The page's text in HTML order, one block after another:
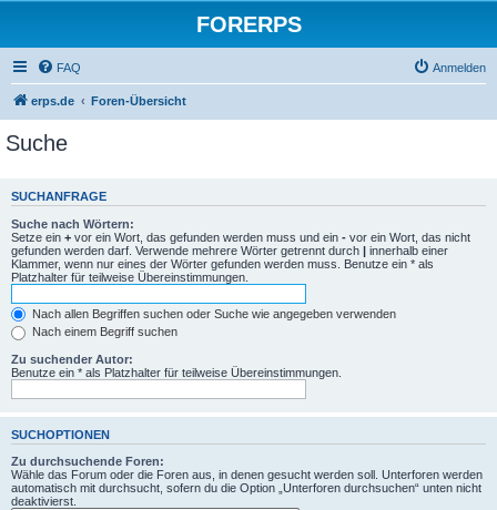
FORERPS
FAQ Anmelden
erps.de Foren-Übersicht
Suche
SUCHANFRAGE
Suche nach Wörtern:
Setze ein + vor ein Wort, das gefunden werden muss und ein - vor ein Wort, das nicht
gefunden werden darf. Verwende mehrere Wörter getrennt durch | innerhalb einer
Klammer, wenn nur eines der Wörter gefunden werden muss. Benutze ein * als
Platzhalter für teilweise Übereinstimmungen.
Nach allen Begriffen suchen oder Suche wie angegeben verwenden
Nach einem Begriff suchen
Zu suchender Autor:
Benutze ein * als Platzhalter für teilweise Übereinstimmungen.
SUCHOPTIONEN
Zu durchsuchende Foren:
Wähle das Forum oder die Foren aus, in denen gesucht werden soll. Unterforen werden
automatisch mit durchsucht, sofern du die Option „Unterforen durchsuchen“ unten nicht
deaktivierst.